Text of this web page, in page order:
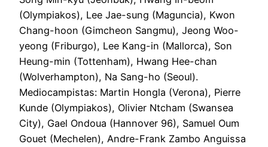
(Olympiakos), Lee Jae-sung (Maguncia), Kwon
Chang-hoon (Gimcheon Sangmu), Jeong Woo-
yeong (Friburgo), Lee Kang-in (Mallorca), Son
Heung-min (Tottenham), Hwang Hee-chan
(Wolverhampton), Na Sang-ho (Seoul).
Mediocampistas: Martin Hongla (Verona), Pierre
Kunde (Olympiakos), Olivier Ntcham (Swansea
City), Gael Ondoua (Hannover 96), Samuel Oum
Gouet (Mechelen), Andre-Frank Zambo Anguissa